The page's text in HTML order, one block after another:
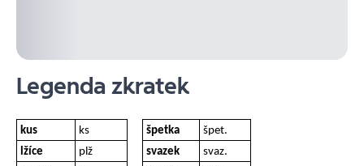
Legenda zkratek
kus ks špetka
špet.
lžíce
plž svazek
svaz.